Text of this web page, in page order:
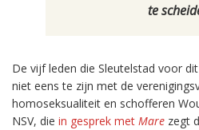
te
De vijf leden die Sleutelstad voor
niet eens te zijn met de
homoseksualiteit en schofferen
NSV, die in gesprek met Mare zegt